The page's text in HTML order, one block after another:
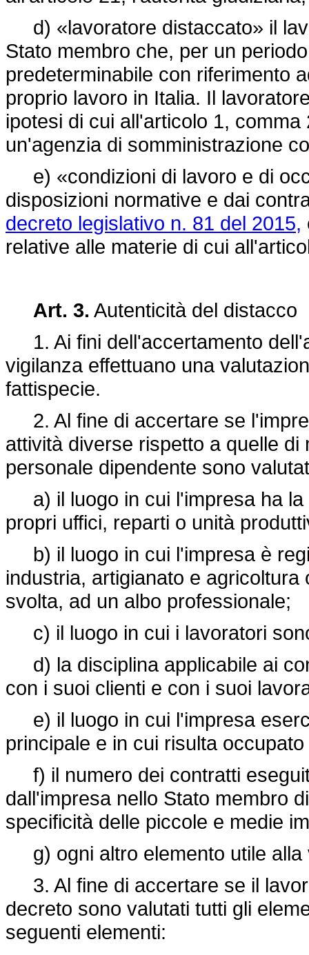
d) «lavoratore distaccato» il
Stato membro che, per un
predeterminabile con riferimento
proprio lavoro in Italia. Il
ipotesi di cui all'articolo 1,
un'agenzia di somministrazione
e) «condizioni di lavoro e di
disposizioni normative e dai
decreto legislativo n. 81 del 2015,
relative alle materie di cui
Art. 3. Autenticità del distacco
1. Ai fini dell'accertamento
vigilanza effettuano una
fattispecie.
2. Al fine di accertare se
attività diverse rispetto a quelle
personale dipendente sono
a) il luogo in cui l'impresa ha la
propri uffici, reparti o unità
b) il luogo in cui l'impresa è
industria, artigianato e
svolta, ad un albo professionale;
c) il luogo in cui i lavoratori
d) la disciplina applicabile ai
con i suoi clienti e con i suoi
e) il luogo in cui l'impresa
principale e in cui risulta
f) il numero dei contratti
dall'impresa nello Stato membro
specificità delle piccole e medie
g) ogni altro elemento utile alla
3. Al fine di accertare se il
decreto sono valutati tutti gli
seguenti elementi: